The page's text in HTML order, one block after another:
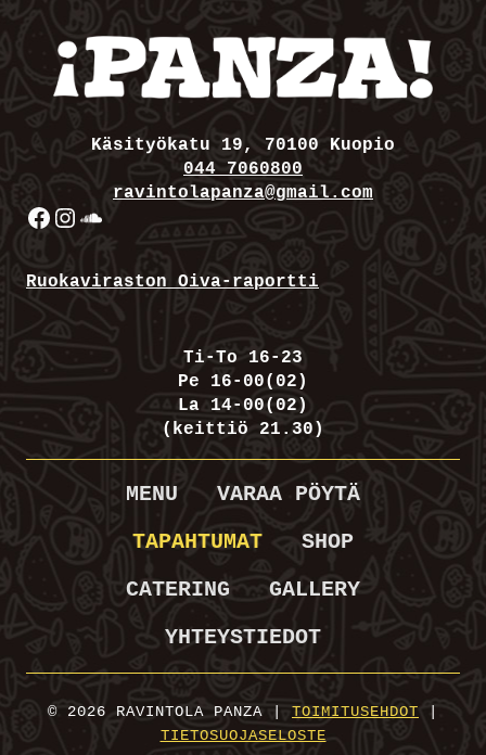
Käsityökatu 19, 70100 Kuopio
044 7060800
ravintolapanza@gmail.com
Facebook
Instagram
SoundCloud
Ruokaviraston Oiva-raportti
Ti-To 16-23
Pe 16-00(02)
La 14-00(02)
(keittiö 21.30)
MENU
VARAA PÖYTÄ
TAPAHTUMAT
SHOP
CATERING
GALLERY
YHTEYSTIEDOT
© 2026 RAVINTOLA PANZA | TOIMITUSEHDOT
TIETOSUOJASELOSTE